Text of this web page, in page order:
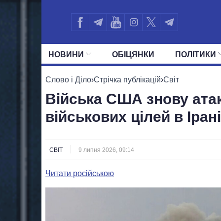
НОВИНИ ОБIЦЯНКИ ПОЛIТИКИ
УСІ ПОЛІТИКИ ПРЕЗИДЕНТ І ОФІС
Слово і Діло›Стрічка публікацій›Світ
Війська США знову
військових цілей в
СВІТ 9 липня 2026, 09:14
Читати російською